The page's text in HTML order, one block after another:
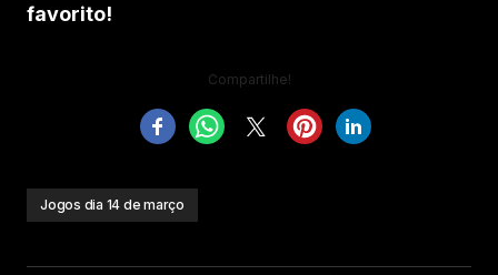
favorito!
Compartilhe!
Jogos dia 14 de março